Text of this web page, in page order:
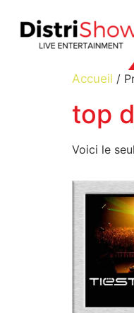
Accueil /
top
Voici le